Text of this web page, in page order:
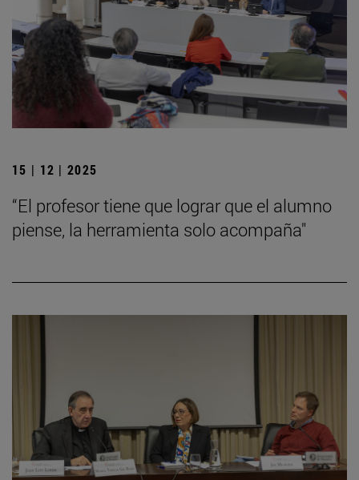
15 | 12 | 2025
“El profesor tiene que lograr que el alumno
piense, la herramienta solo acompaña"